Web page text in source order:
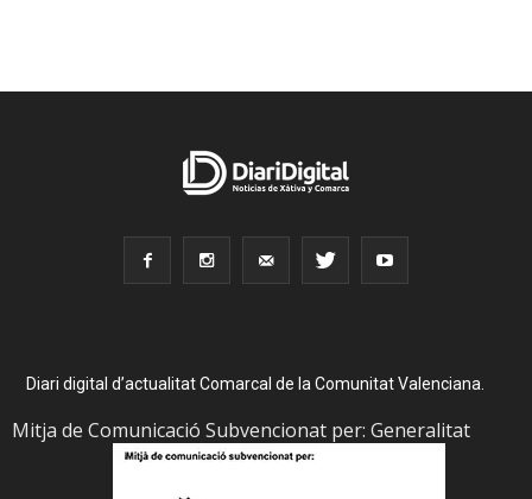
Diari digital d’actualitat Comarcal de la Comunitat Valenciana.
Mitja de Comunicació Subvencionat per: Generalitat